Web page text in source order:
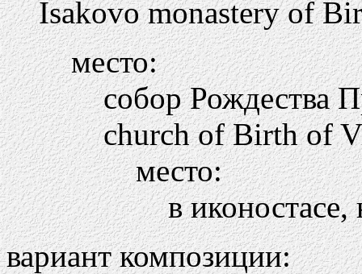
Isakovo monastery of
место:
собор Рождества
church of Birth of
место:
в иконостасе,
вариант композиции: